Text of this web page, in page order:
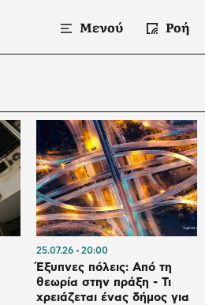
Μενού Ροή
25.07.26 20:00
Έξυπνες πόλεις: Από τη
θεωρία στην πράξη - Τι
χρειάζεται ένας δήμος για